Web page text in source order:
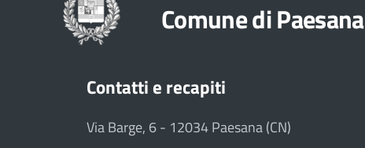
Comune di Paesana
Contatti e recapiti
Via Barge, 6 - 12034 Paesana (CN)